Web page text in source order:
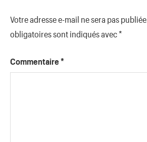
Votre adresse e-mail ne sera pas publiée.
obligatoires sont indiqués avec*
Commentaire *